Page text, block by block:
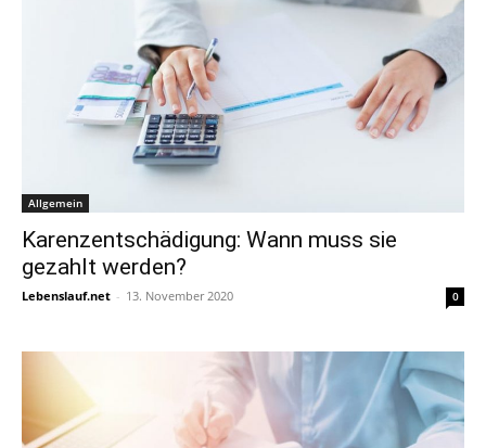
Allgemein
Karenzentschädigung: Wann muss sie
gezahlt werden?
Lebenslauf.net - 13. November 2020 0